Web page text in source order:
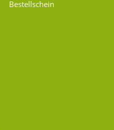
Bestellschein